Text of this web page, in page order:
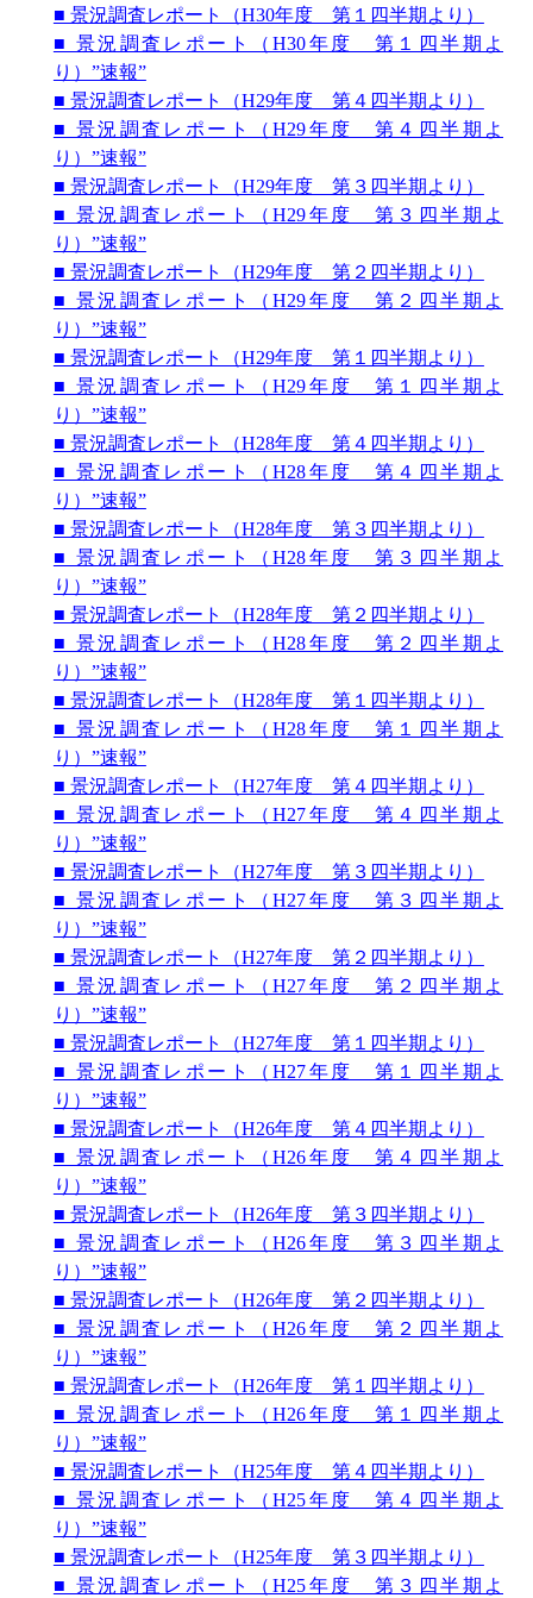
■ 景況調査レポート（H30年度 第１四半期より）
■ 景況調査レポート（H30年度 第１四半期よ
り）”速報”
■ 景況調査レポート（H29年度 第４四半期より）
■ 景況調査レポート（H29年度 第４四半期よ
り）”速報”
■ 景況調査レポート（H29年度 第３四半期より）
■ 景況調査レポート（H29年度 第３四半期よ
り）”速報”
■ 景況調査レポート（H29年度 第２四半期より）
■ 景況調査レポート（H29年度 第２四半期よ
り）”速報”
■ 景況調査レポート（H29年度 第１四半期より）
■ 景況調査レポート（H29年度 第１四半期よ
り）”速報”
■ 景況調査レポート（H28年度 第４四半期より）
■ 景況調査レポート（H28年度 第４四半期よ
り）”速報”
■ 景況調査レポート（H28年度 第３四半期より）
■ 景況調査レポート（H28年度 第３四半期よ
り）”速報”
■ 景況調査レポート（H28年度 第２四半期より）
■ 景況調査レポート（H28年度 第２四半期よ
り）”速報”
■ 景況調査レポート（H28年度 第１四半期より）
■ 景況調査レポート（H28年度 第１四半期よ
り）”速報”
■ 景況調査レポート（H27年度 第４四半期より）
■ 景況調査レポート（H27年度 第４四半期よ
り）”速報”
■ 景況調査レポート（H27年度 第３四半期より）
■ 景況調査レポート（H27年度 第３四半期よ
り）”速報”
■ 景況調査レポート（H27年度 第２四半期より）
■ 景況調査レポート（H27年度 第２四半期よ
り）”速報”
■ 景況調査レポート（H27年度 第１四半期より）
■ 景況調査レポート（H27年度 第１四半期よ
り）”速報”
■ 景況調査レポート（H26年度 第４四半期より）
■ 景況調査レポート（H26年度 第４四半期よ
り）”速報”
■ 景況調査レポート（H26年度 第３四半期より）
■ 景況調査レポート（H26年度 第３四半期よ
り）”速報”
■ 景況調査レポート（H26年度 第２四半期より）
■ 景況調査レポート（H26年度 第２四半期よ
り）”速報”
■ 景況調査レポート（H26年度 第１四半期より）
■ 景況調査レポート（H26年度 第１四半期よ
り）”速報”
■ 景況調査レポート（H25年度 第４四半期より）
■ 景況調査レポート（H25年度 第４四半期よ
り）”速報”
■ 景況調査レポート（H25年度 第３四半期より）
■ 景況調査レポート（H25年度 第３四半期よ